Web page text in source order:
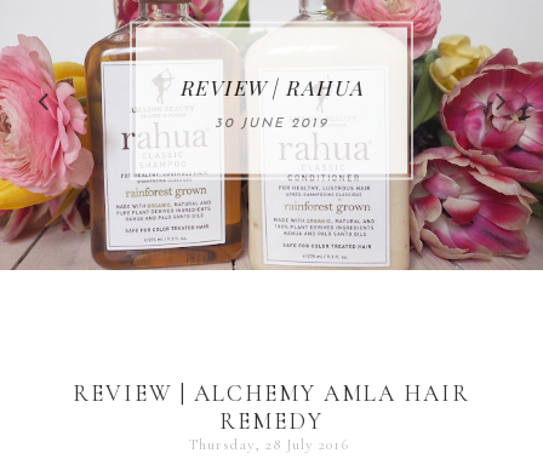
MAKE-UP NEWS
FROM MARIA
ÅKERBERG
01 MAY 2020
REVIEW | RAHUA
30 JUNE 2019
REVIEW | ALCHEMY AMLA HAIR
REMEDY
Thursday, 28 July 2016